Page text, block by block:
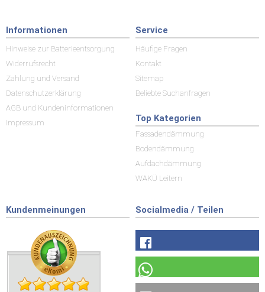
Informationen
Hinweise zur Batterieentsorgung
Widerrufsrecht
Zahlung und Versand
Datenschutzerklärung
AGB und Kundeninformationen
Impressum
Service
Häufige Fragen
Kontakt
Sitemap
Beliebte Suchanfragen
Top Kategorien
Fassadendämmung
Bodendämmung
Aufdachdämmung
WAKÜ Leitern
Kundenmeinungen Socialmedia / Teilen